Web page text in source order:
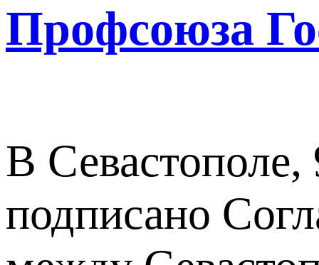
Профсоюза
В Севастополе,
подписано